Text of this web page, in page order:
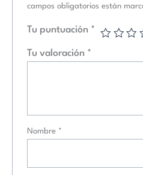
campos obligatorios están
Tu puntuación *
Tu valoración *
Nombre *